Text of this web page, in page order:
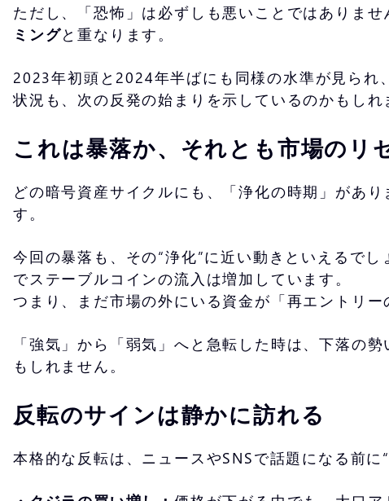
ただし、「恐怖」は必ずしも悪いことではありま
ミングと重なります。
2023年初頭と2024年半ばにも同様の水準が見られ
状況も、次の反発の始まりを示しているのかもしれ
これは暴落か、それとも市場のリ
どの暗号資産サイクルにも、「浄化の時期」があ
す。
今回の暴落も、その“浄化”に近い動きといえるで
でステーブルコインの流入は増加しています。
つまり、まだ市場の外にいる資金が「再エントリ
「強気」から「弱気」へと急転した時は、下落の
もしれません。
反転のサインは静かに訪れる
本格的な反転は、ニュースやSNSで話題になる前